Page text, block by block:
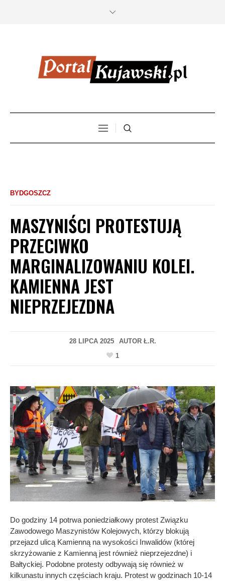
BYDGOSZCZ
MASZYNIŚCI PROTESTUJĄ
PRZECIWKO
MARGINALIZOWANIU KOLEI.
KAMIENNA JEST
NIEPRZEJEZDNA
28 LIPCA 2025 AUTOR Ł.R.
1
Do godziny 14 potrwa poniedziałkowy protest Związku
Zawodowego Maszynistów Kolejowych, którzy blokują
przejazd ulicą Kamienną na wysokości Inwalidów (której
skrzyżowanie z Kamienną jest również nieprzejezdne) i
Bałtyckiej. Podobne protesty odbywają się również w
kilkunastu innych częściach kraju. Protest w godzinach 10-14